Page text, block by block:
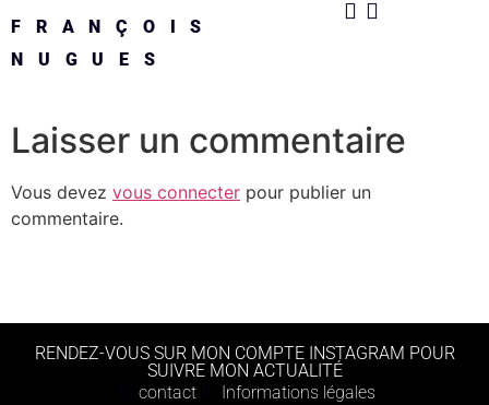
FRANÇOIS
NUGUES
Laisser un commentaire
Vous devez vous connecter pour publier un
commentaire.
RENDEZ-VOUS SUR MON COMPTE INSTAGRAM POUR
SUIVRE MON ACTUALITÉ
contact
Informations légales